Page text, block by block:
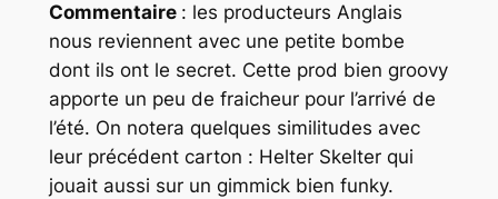
Commentaire : les producteurs Anglais
nous reviennent avec une petite bombe
dont ils ont le secret. Cette prod bien groovy
apporte un peu de fraicheur pour l’arrivé de
l’été. On notera quelques similitudes avec
leur précédent carton : Helter Skelterqui
jouait aussi sur un gimmick bien funky.